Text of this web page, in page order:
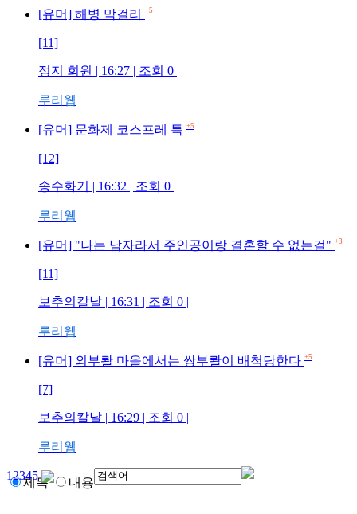
[유머] 해병 막걸리 +5
[11]
정지 회원 | 16:27 | 조회 0 |
루리웹
[유머] 문화제 코스프레 특 +5
[12]
송수화기 | 16:32 | 조회 0 |
루리웹
[유머] "나는 남자라서 주인공이랑 결혼할 수 없는걸" +3
[11]
보추의칼날 | 16:31 | 조회 0 |
루리웹
[유머] 외부뢀 마을에서는 쌍부뢀이 배척당한다 +5
[7]
보추의칼날 | 16:29 | 조회 0 |
루리웹
12345
제목 내용